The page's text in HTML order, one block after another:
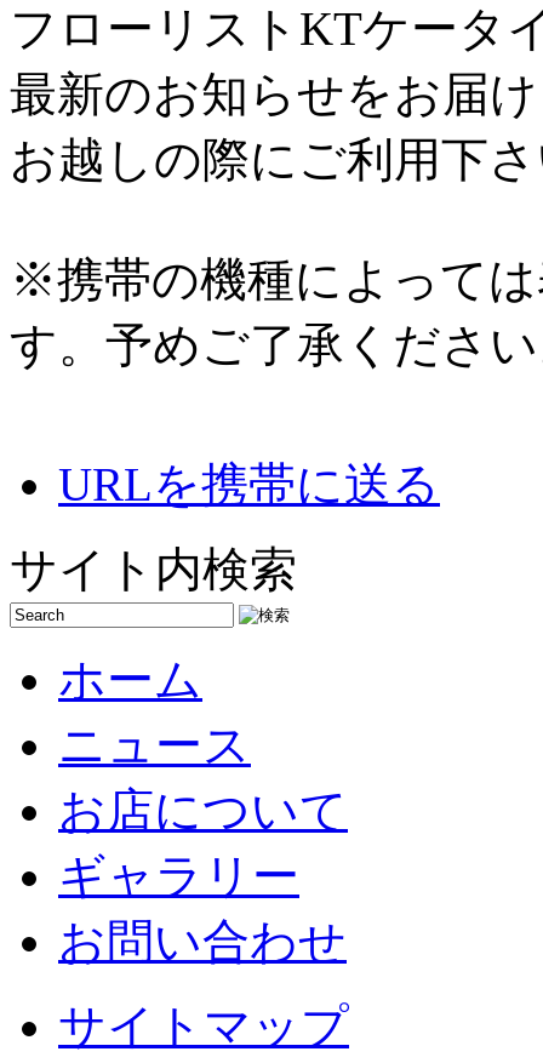
フローリストKTケータ
最新のお知らせをお届
お越しの際にご利用下
※携帯の機種によって
す。予めご了承くださ
URLを携帯に送る
サイト内検索
ホーム
ニュース
お店について
ギャラリー
お問い合わせ
サイトマップ